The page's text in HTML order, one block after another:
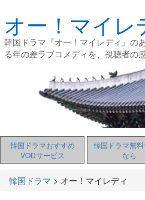
オー！マイレ
韓国ドラマ『オー！マイレディ』の
る年の差ラブコメディを、視聴者の
韓国ドラマおすすめ
VODサービス
韓国ドラマ無
なら
韓国ドラマ > オー！マイレディ